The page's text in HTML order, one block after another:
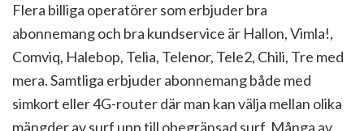
Flera billiga operatörer som erbjuder bra
abonnemang och bra kundservice är Hallon, Vimla!,
Comviq, Halebop, Telia, Telenor, Tele2, Chili, Tre med
mera. Samtliga erbjuder abonnemang både med
simkort eller 4G-router där man kan välja mellan olika
mängder av surf upp till obegränsad surf. Många av